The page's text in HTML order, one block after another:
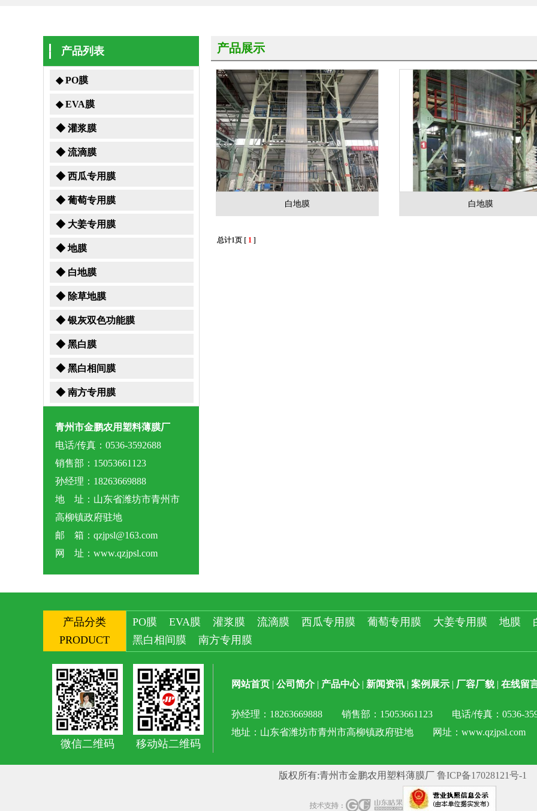
产品列表
◆ PO膜
◆ EVA膜
◆ 灌浆膜
◆ 流滴膜
◆ 西瓜专用膜
◆ 葡萄专用膜
◆ 大姜专用膜
◆ 地膜
◆ 白地膜
◆ 除草地膜
◆ 银灰双色功能膜
◆ 黑白膜
◆ 黑白相间膜
◆ 南方专用膜
青州市金鹏农用塑料薄膜厂
电话/传真：0536-3592688
销售部：15053661123
孙经理：18263669888
地 址：山东省潍坊市青州市
高柳镇政府驻地
邮 箱：qzjpsl@163.com
网 址：www.qzjpsl.com
产品展示
白地膜 白地膜
总计1页 [ 1 ]
产品分类
PRODUCT
PO膜 EVA膜 灌浆膜 流滴膜 西瓜专用膜 葡萄专用膜 大姜专用膜 地膜
黑白相间膜
南方专用膜
微信二维码 移动站二维码
网站首页 | 公司简介 | 产品中心| 新闻资讯 | 案例展示 | 厂容厂貌| 在线留
孙经理：18263669888 销售部：15053661123 电话/传真：
地址：山东省潍坊市青州市高柳镇政府驻地 网址：www.qzjpsl.com
版权所有:青州市金鹏农用塑料薄膜厂 鲁ICP备17028121号-1